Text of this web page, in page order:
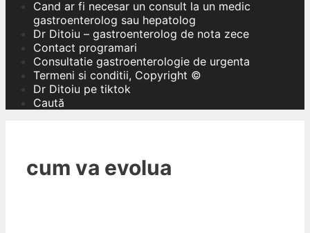
Cand ar fi necesar un consult la un medic
gastroenterolog sau hepatolog
Dr Ditoiu – gastroenterolog de nota zece
Contact programari
Consultatie gastroenterologie de urgenta
Termeni si conditii, Copyright ©
Dr Ditoiu pe tiktok
Caută
cum va evolua